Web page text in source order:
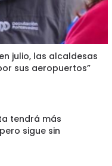
julio, las alcaldesas
sus aeropuertos”
tendrá más
sigue sin